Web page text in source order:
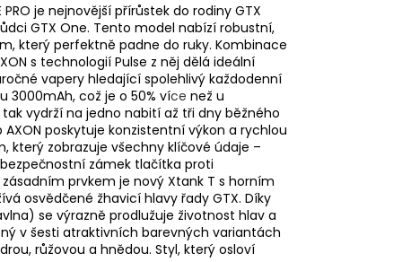
je nejnovější přírůstek do rodiny GTX
GTX One. Tento model nabízí robustní,
který perfektně padne do ruky. Kombinace
s technologií Pulse z něj dělá ideální
vapery hledající spolehlivý každodenní
3000mAh, což je o 50% více než u
vydrží na jedno nabití až tři dny běžného
poskytuje konzistentní výkon a rychlou
který zobrazuje všechny klíčové údaje –
zámek tlačítka proti
prvkem je nový Xtank T s horním
osvědčené žhavicí hlavy řady GTX. Díky
se výrazně prodlužuje životnost hlav a
v šesti atraktivních barevných variantách
růžovou a hnědou. Styl, který osloví